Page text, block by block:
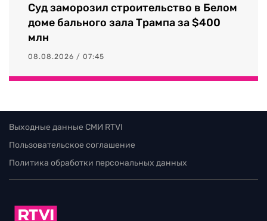
Суд заморозил строительство в Белом
доме бального зала Трампа за $400
млн
08.08.2026 / 07:45
Выходные данные СМИ RTVI
Пользовательское соглашение
Политика обработки персональных данных